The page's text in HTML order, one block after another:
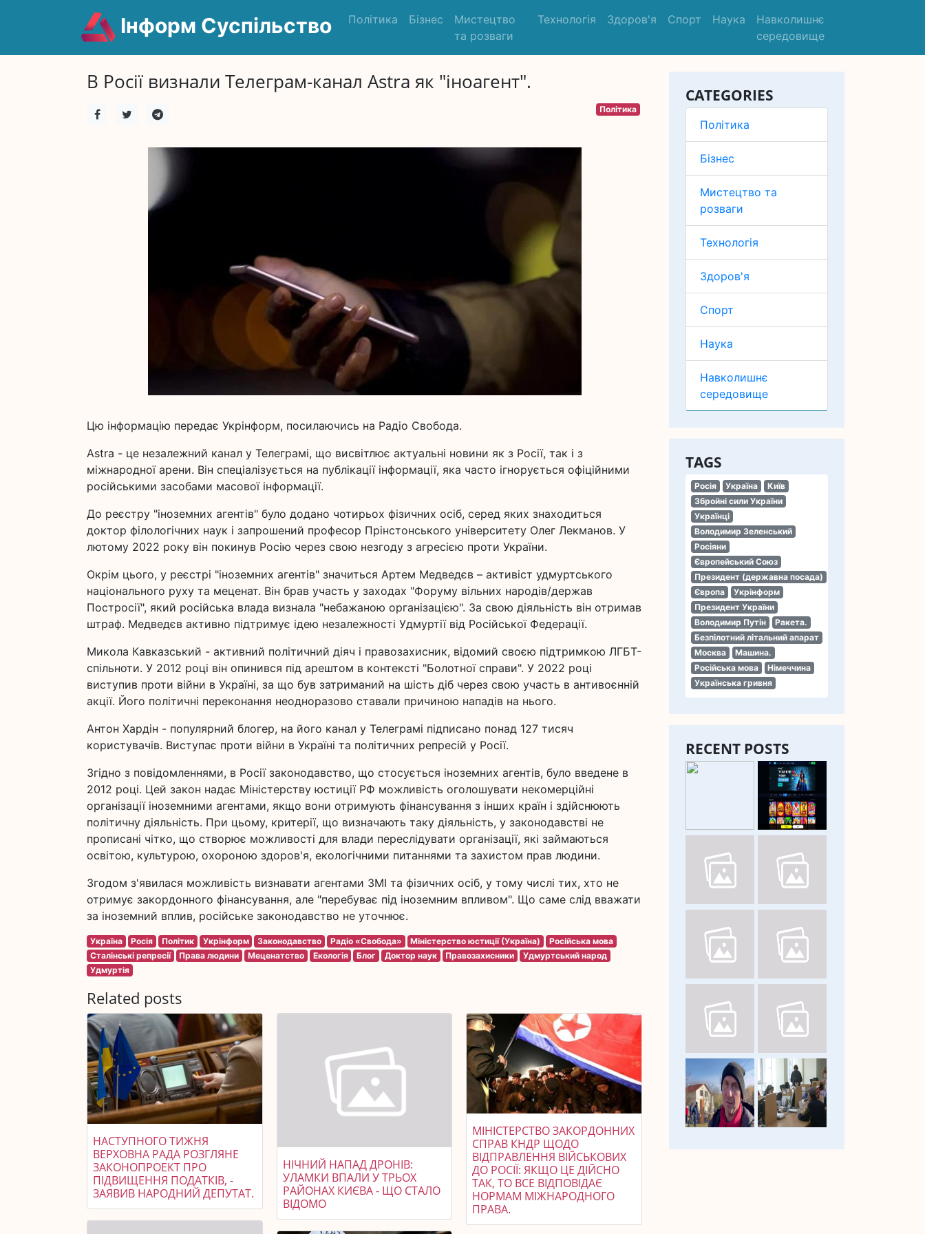
Інформ Суспільство Політика Бізнес
Мистецтво
та розваги
Технологія Здоров'я Спорт Наука
Навколишнє
середовище
CATEGORIES
Політика
Бізнес
Мистецтво та
розваги
Технологія
Здоров'я
Спорт
Наука
Навколишнє
середовище
TAGS
Росія Україна
Київ
Збройні сили України
Українці
Володимир Зеленський
Росіяни
Європейський Союз
Президент (державна посада)
Європа
Укрінформ
Президент України
Володимир Путін
Ракета.
Безпілотний літальний апарат
Москва
Машина.
Російська мова
Німеччина
Українська гривня
RECENT POSTS
В Росії визнали Телеграм-канал Astra як "іноагент".
Політика
Цю інформацію передає Укрінформ, посилаючись на Радіо Свобода.
Astra - це незалежний канал у Телеграмі, що висвітлює актуальні новини як з Росії, так і з
міжнародної арени. Він спеціалізується на публікації інформації, яка часто ігнорується офіційними
російськими засобами масової інформації.
До реєстру "іноземних агентів" було додано чотирьох фізичних осіб, серед яких знаходиться
доктор філологічних наук і запрошений професор Прінстонського університету Олег Лекманов. У
лютому 2022 року він покинув Росію через свою незгоду з агресією проти України.
Окрім цього, у реєстрі "іноземних агентів" значиться Артем Медведєв – активіст удмуртського
національного руху та меценат. Він брав участь у заходах "Форуму вільних народів/держав
Постросії", який російська влада визнала "небажаною організацією". За свою діяльність він отримав
штраф. Медведєв активно підтримує ідею незалежності Удмуртії від Російської Федерації.
Микола Кавказський - активний політичний діяч і правозахисник, відомий своєю підтримкою ЛГБТ-
спільноти. У 2012 році він опинився під арештом в контексті "Болотної справи". У 2022 році
виступив проти війни в Україні, за що був затриманий на шість діб через свою участь в антивоєнній
акції. Його політичні переконання неодноразово ставали причиною нападів на нього.
Антон Хардін - популярний блогер, на його канал у Телеграмі підписано понад 127 тисяч
користувачів. Виступає проти війни в Україні та політичних репресій у Росії.
Згідно з повідомленнями, в Росії законодавство, що стосується іноземних агентів, було введене в
2012 році. Цей закон надає Міністерству юстиції РФ можливість оголошувати некомерційні
організації іноземними агентами, якщо вони отримують фінансування з інших країн і здійснюють
політичну діяльність. При цьому, критерії, що визначають таку діяльність, у законодавстві не
прописані чітко, що створює можливості для влади переслідувати організації, які займаються
освітою, культурою, охороною здоров'я, екологічними питаннями та захистом прав людини.
Згодом з'явилася можливість визнавати агентами ЗМІ та фізичних осіб, у тому числі тих, хто не
отримує закордонного фінансування, але "перебуває під іноземним впливом". Що саме слід вважати
за іноземний вплив, російське законодавство не уточнює.
Україна Росія Політик Укрінформ Законодавство Радіо «Свобода» Міністерство юстиції (Україна)
Російська мова
Сталінські репресії
Права людини Меценатство Екологія Блог Доктор наук Правозахисники
Удмуртський народ
Удмуртія
Related posts
НАСТУПНОГО ТИЖНЯ
ВЕРХОВНА РАДА РОЗГЛЯНЕ
ЗАКОНОПРОЕКТ ПРО
ПІДВИЩЕННЯ ПОДАТКІВ, -
ЗАЯВИВ НАРОДНИЙ ДЕПУТАТ.
НІЧНИЙ НАПАД ДРОНІВ:
УЛАМКИ ВПАЛИ У ТРЬОХ
РАЙОНАХ КИЄВА - ЩО СТАЛО
ВІДОМО
МІНІСТЕРСТВО ЗАКОРДОННИХ
СПРАВ КНДР ЩОДО
ВІДПРАВЛЕННЯ ВІЙСЬКОВИХ
ДО РОСІЇ: ЯКЩО ЦЕ ДІЙСНО
ТАК, ТО ВСЕ ВІДПОВІДАЄ
НОРМАМ МІЖНАРОДНОГО
ПРАВА.